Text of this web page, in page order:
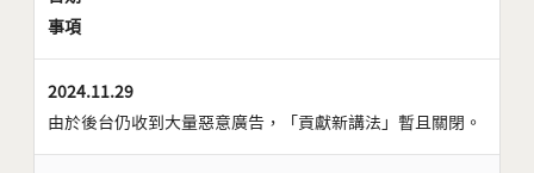
事項
2024.11.29
由於後台仍收到大量惡意廣告，「貢獻新講法」暫且關閉。